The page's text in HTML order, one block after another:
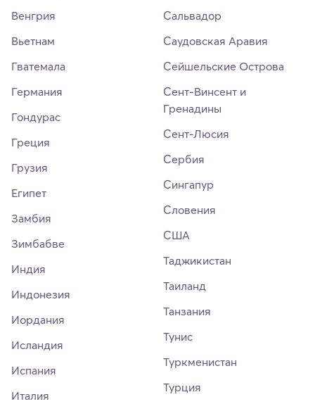
Венгрия
Вьетнам
Гватемала
Германия
Гондурас
Греция
Грузия
Египет
Замбия
Зимбабве
Индия
Индонезия
Иордания
Исландия
Испания
Италия
Сальвадор
Саудовская Аравия
Сейшельские Острова
Сент-Винсент и
Гренадины
Сент-Люсия
Сербия
Сингапур
Словения
США
Таджикистан
Таиланд
Танзания
Тунис
Туркменистан
Турция